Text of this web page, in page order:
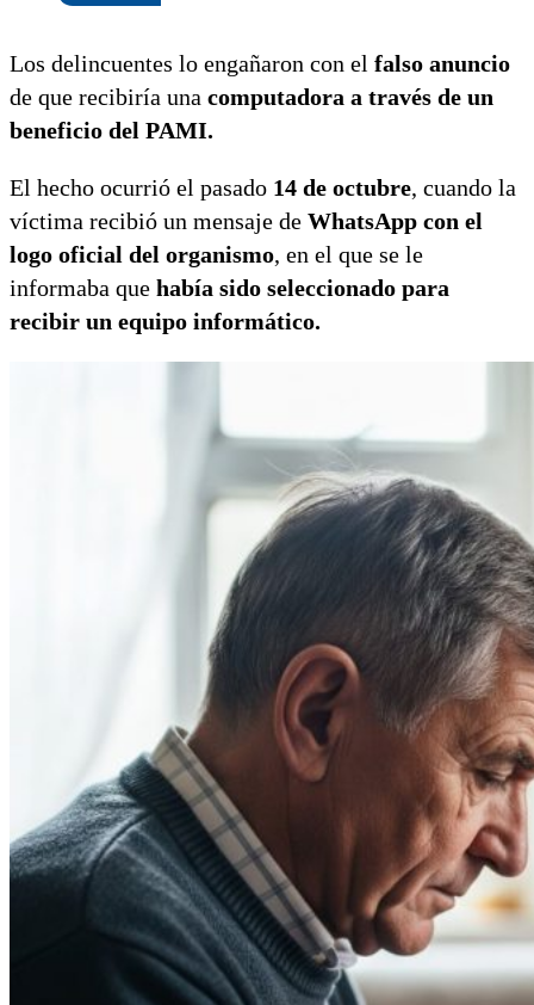
Los delincuentes lo engañaron con el falso anuncio
de que recibiría una computadora a través de un
beneficio del PAMI.
El hecho ocurrió el pasado 14 de octubre, cuando la
víctima recibió un mensaje de WhatsApp con el
logo oficial del organismo, en el que se le
informaba que había sido seleccionado para
recibir un equipo informático.